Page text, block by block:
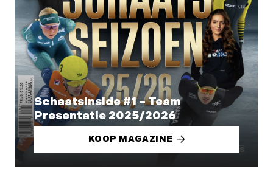
Schaatsinside #1 – Team
Presentatie 2025/2026
KOOP MAGAZINE